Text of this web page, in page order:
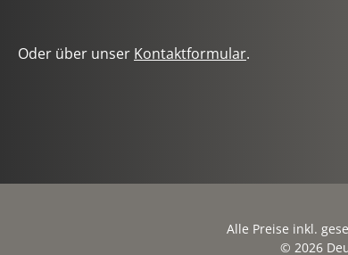
Oder über unser Kontaktformular.
Alle Preise inkl.
© 2026